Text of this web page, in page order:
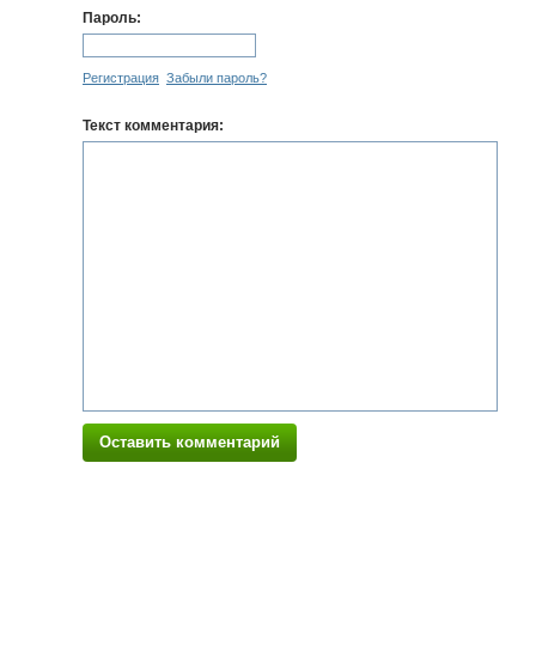
Пароль:
Регистрация Забыли пароль?
Текст комментария:
Оставить комментарий